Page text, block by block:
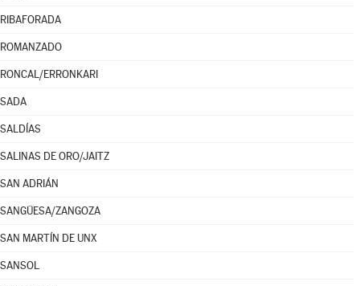
RIBAFORADA
ROMANZADO
RONCAL/ERRONKARI
SADA
SALDÍAS
SALINAS DE ORO/JAITZ
SAN ADRIÁN
SANGÜESA/ZANGOZA
SAN MARTÍN DE UNX
SANSOL